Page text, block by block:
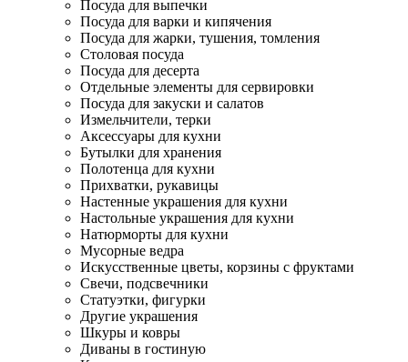
Посуда для выпечки
Посуда для варки и кипячения
Посуда для жарки, тушения, томления
Столовая посуда
Посуда для десерта
Отдельные элементы для сервировки
Посуда для закуски и салатов
Измельчители, терки
Аксессуары для кухни
Бутылки для хранения
Полотенца для кухни
Прихватки, рукавицы
Настенные украшения для кухни
Настольные украшения для кухни
Натюрморты для кухни
Мусорные ведра
Искусственные цветы, корзины с фруктами
Свечи, подсвечники
Статуэтки, фигурки
Другие украшения
Шкуры и ковры
Диваны в гостиную